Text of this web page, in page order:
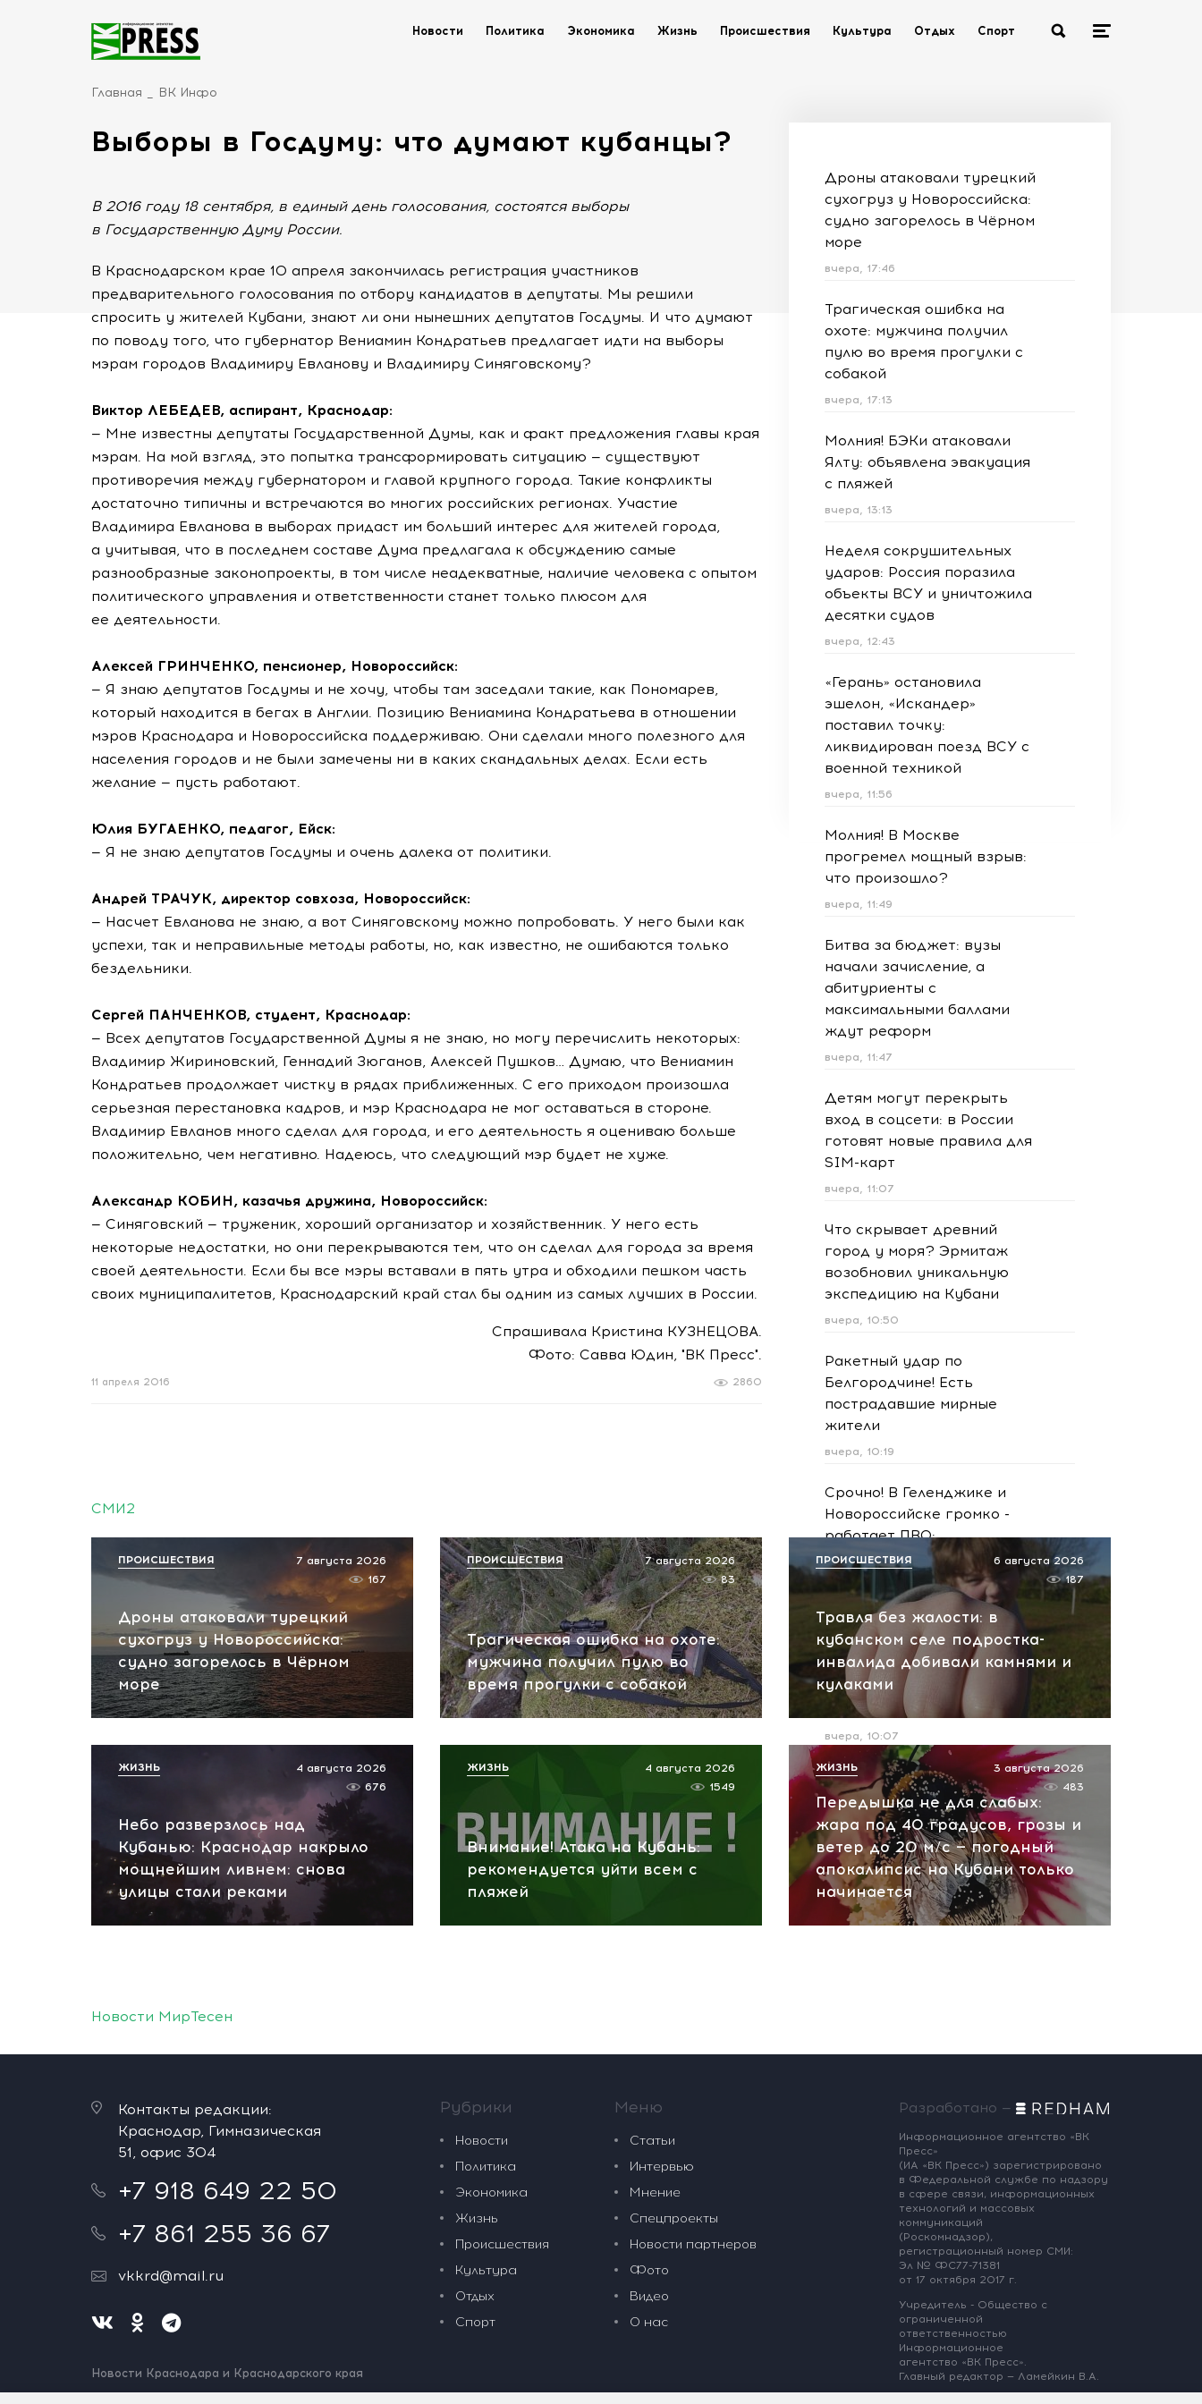
Новости Политика Экономика Жизнь Происшествия Культура Отдых Спорт
Главная ВК Инфо
Выборы в Госдуму: что думают кубанцы?
В 2016 году 18 сентября, в единый день голосования, состоятся выборы
в Государственную Думу России.
В Краснодарском крае 10 апреля закончилась регистрация участников
предварительного голосования по отбору кандидатов в депутаты. Мы решили
спросить у жителей Кубани, знают ли они нынешних депутатов Госдумы. И что думают
по поводу того, что губернатор Вениамин Кондратьев предлагает идти на выборы
мэрам городов Владимиру Евланову и Владимиру Синяговскому?
Виктор ЛЕБЕДЕВ, аспирант, Краснодар:
— Мне известны депутаты Государственной Думы, как и факт предложения главы края
мэрам. На мой взгляд, это попытка трансформировать ситуацию — существуют
противоречия между губернатором и главой крупного города. Такие конфликты
достаточно типичны и встречаются во многих российских регионах. Участие
Владимира Евланова в выборах придаст им больший интерес для жителей города,
а учитывая, что в последнем составе Дума предлагала к обсуждению самые
разнообразные законопроекты, в том числе неадекватные, наличие человека с опытом
политического управления и ответственности станет только плюсом для
ее деятельности.
Алексей ГРИНЧЕНКО, пенсионер, Новороссийск:
— Я знаю депутатов Госдумы и не хочу, чтобы там заседали такие, как Пономарев,
который находится в бегах в Англии. Позицию Вениамина Кондратьева в отношении
мэров Краснодара и Новороссийска поддерживаю. Они сделали много полезного для
населения городов и не были замечены ни в каких скандальных делах. Если есть
желание — пусть работают.
Юлия БУГАЕНКО, педагог, Ейск:
— Я не знаю депутатов Госдумы и очень далека от политики.
Андрей ТРАЧУК, директор совхоза, Новороссийск:
— Насчет Евланова не знаю, а вот Синяговскому можно попробовать. У него были как
успехи, так и неправильные методы работы, но, как известно, не ошибаются только
бездельники.
Сергей ПАНЧЕНКОВ, студент, Краснодар:
— Всех депутатов Государственной Думы я не знаю, но могу перечислить некоторых:
Владимир Жириновский, Геннадий Зюганов, Алексей Пушков… Думаю, что Вениамин
Кондратьев продолжает чистку в рядах приближенных. С его приходом произошла
серьезная перестановка кадров, и мэр Краснодара не мог оставаться в стороне.
Владимир Евланов много сделал для города, и его деятельность я оцениваю больше
положительно, чем негативно. Надеюсь, что следующий мэр будет не хуже.
Александр КОБИН, казачья дружина, Новороссийск:
— Синяговский — труженик, хороший организатор и хозяйственник. У него есть
некоторые недостатки, но они перекрываются тем, что он сделал для города за время
своей деятельности. Если бы все мэры вставали в пять утра и обходили пешком часть
своих муниципалитетов, Краснодарский край стал бы одним из самых лучших в России.
Спрашивала Кристина КУЗНЕЦОВА.
Фото: Савва Юдин, "ВК Пресс".
2860
11 апреля 2016
Дроны атаковали турецкий
сухогруз у Новороссийска:
судно загорелось в Чёрном
море
вчера, 17:46
Трагическая ошибка на
охоте: мужчина получил
пулю во время прогулки с
собакой
вчера, 17:13
Молния! БЭКи атаковали
Ялту: объявлена эвакуация
с пляжей
вчера, 13:13
Неделя сокрушительных
ударов: Россия поразила
объекты ВСУ и уничтожила
десятки судов
вчера, 12:43
«Герань» остановила
эшелон, «Искандер»
поставил точку:
ликвидирован поезд ВСУ с
военной техникой
вчера, 11:56
Молния! В Москве
прогремел мощный взрыв:
что произошло?
вчера, 11:49
Битва за бюджет: вузы
начали зачисление, а
абитуриенты с
максимальными баллами
ждут реформ
вчера, 11:47
Детям могут перекрыть
вход в соцсети: в России
готовят новые правила для
SIM-карт
вчера, 11:07
Что скрывает древний
город у моря? Эрмитаж
возобновил уникальную
экспедицию на Кубани
вчера, 10:50
Ракетный удар по
Белгородчине! Есть
пострадавшие мирные
жители
вчера, 10:19
Срочно! В Геленджике и
Новороссийске громко -
работает ПВО:
рекомендуется уйти с
пляжей
вчера, 10:13
НАТО планирует и
руководит терактами в
России! Сенсационное
заявление хакеров
вчера, 10:07
СМИ2
Дроны атаковали турецкий
сухогруз у Новороссийска:
судно загорелось в Чёрном
море
7 августа 2026
167
ПРОИСШЕСТВИЯ
Трагическая ошибка на охоте:
мужчина получил пулю во
время прогулки с собакой
7 августа 2026
83
ПРОИСШЕСТВИЯ
Травля без жалости: в
кубанском селе подростка-
инвалида добивали камнями и
кулаками
6 августа 2026
187
ПРОИСШЕСТВИЯ
Небо разверзлось над
Кубанью: Краснодар накрыло
мощнейшим ливнем: снова
улицы стали реками
4 августа 2026
676
ЖИЗНЬ
Внимание! Атака на Кубань:
рекомендуется уйти всем с
пляжей
4 августа 2026
1549
ЖИЗНЬ
Передышка не для слабых:
жара под 40 градусов, грозы и
ветер до 20 м/с — погодный
апокалипсис на Кубани только
начинается
3 августа 2026
483
ЖИЗНЬ
Новости МирТесен
Контакты редакции:
Краснодар, Гимназическая
51, офис 304
+7 918 649 22 50
+7 861 255 36 67
vkkrd@mail.ru
Новости Краснодара и Краснодарского края
Нашли ошибку? Выделите и нажмите Ctrl+Enter.
Рубрики
Новости
Политика
Экономика
Жизнь
Происшествия
Культура
Отдых
Спорт
Меню
Статьи
Интервью
Мнение
Спецпроекты
Новости партнеров
Фото
Видео
О нас
Разработано —
Информационное агентство «ВК
Пресс»
(ИА «ВК Пресс») зарегистрировано
в Федеральной службе по надзору
в сфере связи, информационных
технологий и массовых
коммуникаций
(Роскомнадзор),
регистрационный номер СМИ:
Эл № ФС77-71381
от 17 октября 2017 г.
Учредитель - Общество с
ограниченной
ответственностью
Информационное
агентство «ВК Пресс».
Главный редактор — Ламейкин В.А.